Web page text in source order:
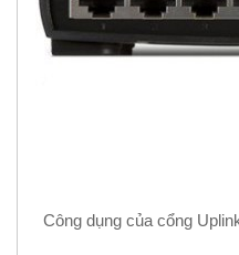
Công dụng của cổng